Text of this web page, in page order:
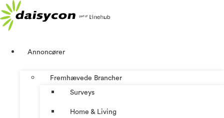
Videre
til
indhold
Annoncører
Fremhævede Brancher
Surveys
Home & Living